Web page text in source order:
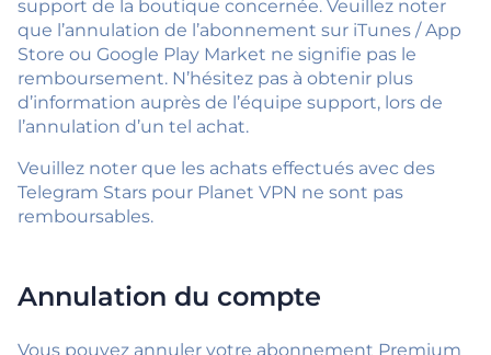
support de la boutique concernée. Veuillez noter
que l’annulation de l’abonnement sur iTunes / App
Store ou Google Play Market ne signifie pas le
remboursement. N’hésitez pas à obtenir plus
d’information auprès de l’équipe support, lors de
l’annulation d’un tel achat.
Veuillez noter que les achats effectués avec des
Telegram Stars pour Planet VPN ne sont pas
remboursables.
Annulation du compte
Vous pouvez annuler votre abonnement Premium